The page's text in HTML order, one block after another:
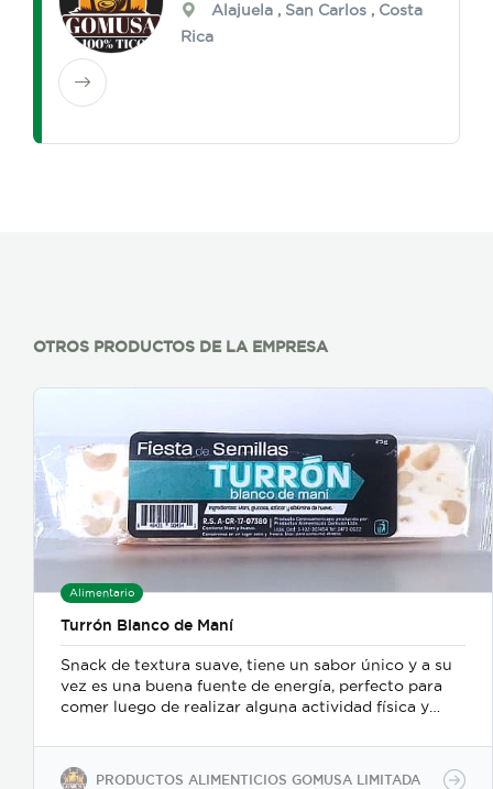
Alajuela , San Carlos , Costa
Rica
OTROS PRODUCTOS DE LA EMPRESA
Alimentario
Turrón Blanco de Maní
Snack de textura suave, tiene un sabor único y a su
vez es una buena fuente de energía, perfecto para
comer luego de realizar alguna actividad física y
PRODUCTOS ALIMENTICIOS GOMUSA LIMITADA